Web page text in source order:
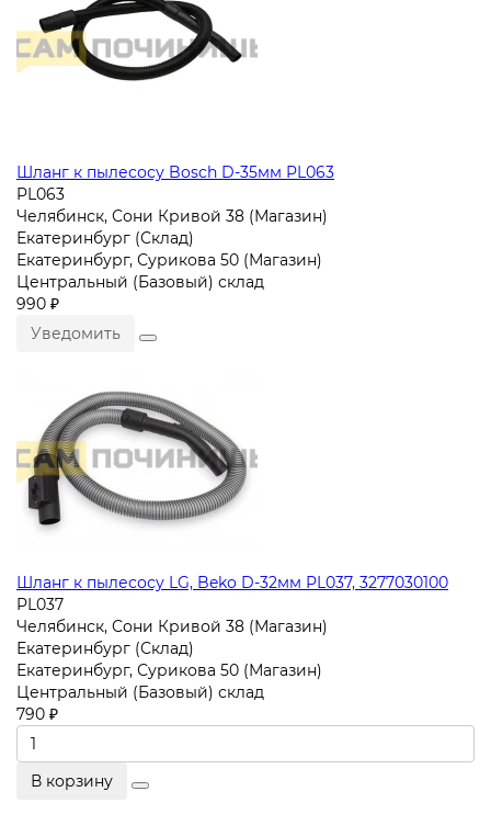
Шланг к пылесосу Bosch D-35мм PL063
PL063
Челябинск, Сони Кривой 38 (Магазин)
Екатеринбург (Склад)
Екатеринбург, Сурикова 50 (Магазин)
Центральный (Базовый) склад
990 ₽
Уведомить
Шланг к пылесосу LG, Beko D-32мм PL037, 3277030100
PL037
Челябинск, Сони Кривой 38 (Магазин)
Екатеринбург (Склад)
Екатеринбург, Сурикова 50 (Магазин)
Центральный (Базовый) склад
790 ₽
В корзину